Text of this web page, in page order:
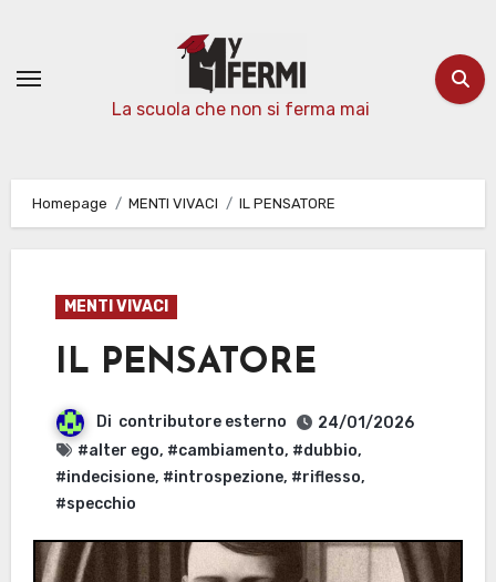
contenuto
La scuola che non si ferma mai
Homepage MENTI VIVACI IL PENSATORE
MENTI VIVACI
IL PENSATORE
Di contributore esterno
24/01/2026
#alter ego, #cambiamento, #dubbio,
#indecisione, #introspezione, #riflesso,
#specchio